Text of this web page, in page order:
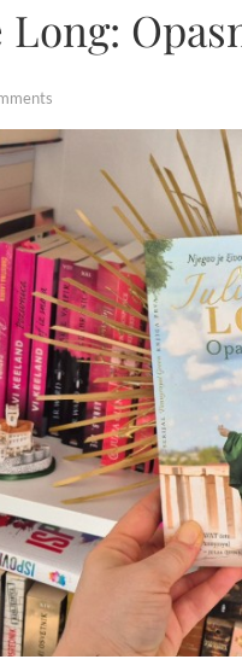
Long: